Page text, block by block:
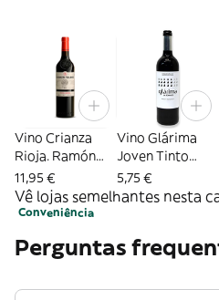
Vino Crianza
Rioja. Ramón
Bilbao
11,95 €
Vino Glárima
Joven Tinto
Sommos (75 Cl.)
5,75 €
Vê lojas semelhantes nesta
Conveniência
Perguntas